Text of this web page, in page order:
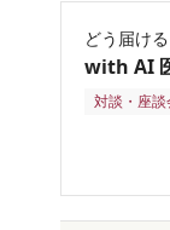
どう届け
with AI
対談・座談